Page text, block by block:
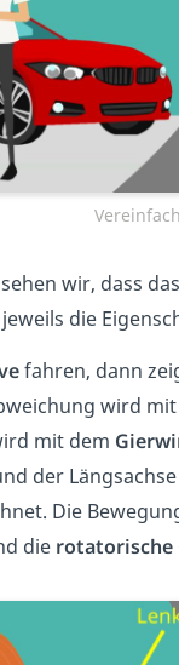
wir, dass
die
fahren, dann
wird
mit dem
der
Die
die rotatorische